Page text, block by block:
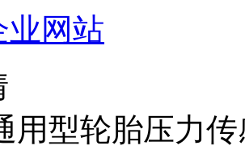
业网站
用型轮胎压力传